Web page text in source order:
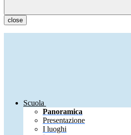
close
Scuola
Panoramica
Presentazione
I luoghi